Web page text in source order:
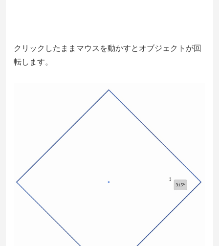
クリックしたままマウスを動かすとオブジェクトが回
転します。